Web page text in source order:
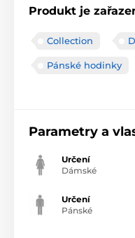
Produkt je
Collection
Pánské hodinky
Parametry a
Určení
Dámské
Určení
Pánské